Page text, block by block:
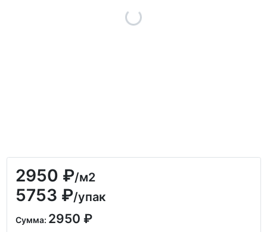
2950 ₽/м2
5753 ₽/упак
Сумма: 2950 ₽